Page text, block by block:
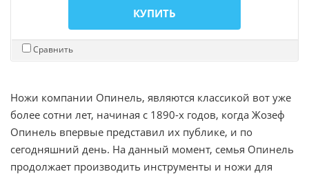
КУПИТЬ
Сравнить
Ножи компании Опинель, являются классикой вот уже
более сотни лет, начиная с 1890-х годов, когда Жозеф
Опинель впервые представил их публике, и по
сегодняшний день. На данный момент, семья Опинель
продолжает производить инструменты и ножи для